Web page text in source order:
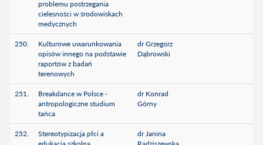
problemu postrzegania
cielesności w środowiskach
medycznych
250.
Kulturowe uwarunkowania
opisów innego na podstawie
raportów z badań
terenowych
dr Grzegorz
Dąbrowski
251.
Breakdance w Polsce -
antropologiczne studium
tańca
dr Konrad
Górny
252.
Stereotypizacja płci a
dr Janina